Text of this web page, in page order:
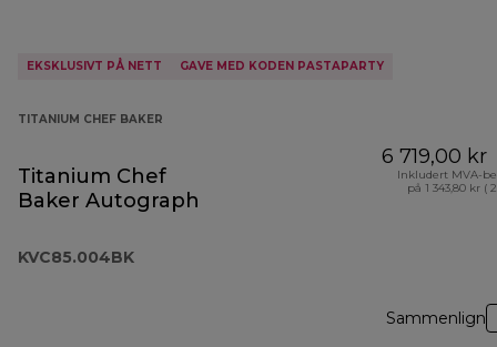
EKSKLUSIVT PÅ NETT GAVE MED KODEN PASTAPARTY
TITANIUM CHEF BAKER
Titanium Chef
Baker Autograph
KVC85.004BK
6 719,00 kr
Inkludert MVA-
på 1 343,80 kr (
Sammenlign